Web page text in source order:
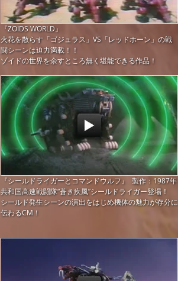
『ZOIDS WORLD』
火花を散らす「ゴジュラス」VS「レッドホーン」の戦
闘シーンは迫力満載！！
ゾイドの世界を余すところ無く堪能できる作品！
『シールドライガーとコマンドウルフ』 製作：1987年
共和国高速戦闘隊“蒼き疾風”シールドライガー登場！
シールド発生シーンの演出をはじめ機体の魅力が存分に
伝わるCM！